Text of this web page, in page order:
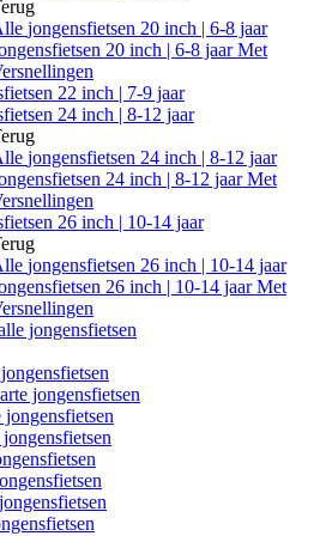
jongensfietsen 20 inch | 6-8 jaar
20 inch | 6-8 jaar Met
22 inch | 7-9 jaar
24 inch | 8-12 jaar
jongensfietsen 24 inch | 8-12 jaar
24 inch | 8-12 jaar Met
26 inch | 10-14 jaar
jongensfietsen 26 inch | 10-14 jaar
26 inch | 10-14 jaar Met
jongensfietsen
jongensfietsen